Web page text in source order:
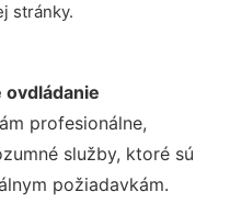
stránky.
ovdládanie
profesionálne,
služby, ktoré sú
požiadavkám.